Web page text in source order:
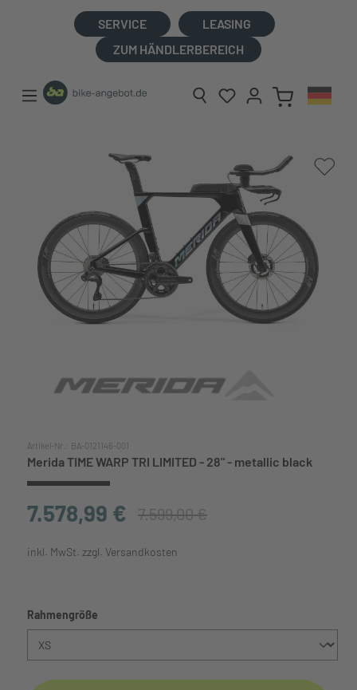
SERVICE
LEASING
ZUM HÄNDLERBEREICH
Bildergalerie überspringen
Artikel-Nr.: BA-0121146-001
Merida TIME WARP TRI LIMITED - 28" - metallic black
7.578,99 € 7.599,00 €
inkl. MwSt. zzgl. Versandkosten
Rahmengröße